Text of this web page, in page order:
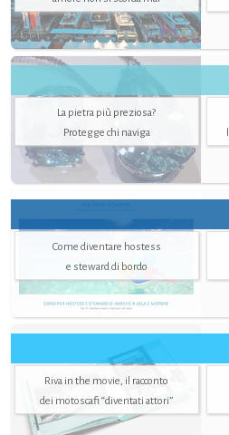
La pietra più preziosa?
Protegge chi naviga
Come diventare hostess
e steward di bordo
Riva in the movie, il racconto
dei motoscafi “diventati attori”